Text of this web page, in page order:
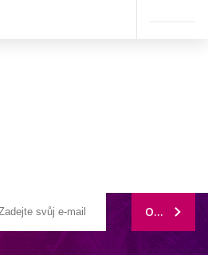
ODEBÍRAT